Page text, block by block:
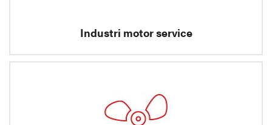
Industri motor service